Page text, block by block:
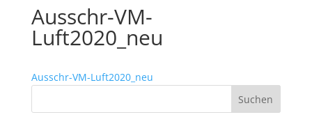
Ausschr-VM-
Luft2020_neu
Ausschr-VM-Luft2020_neu